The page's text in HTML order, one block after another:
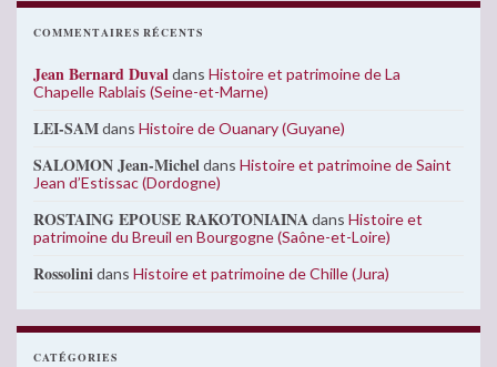
COMMENTAIRES RÉCENTS
Jean Bernard Duvaldans Histoire et patrimoine de La
Chapelle Rablais (Seine-et-Marne)
LEI-SAMdans Histoire de Ouanary (Guyane)
SALOMON Jean-Micheldans Histoire et patrimoine de Saint
Jean d’Estissac (Dordogne)
ROSTAING EPOUSE RAKOTONIAINAdans Histoire et
patrimoine du Breuil en Bourgogne (Saône-et-Loire)
Rossolinidans Histoire et patrimoine de Chille (Jura)
CATÉGORIES